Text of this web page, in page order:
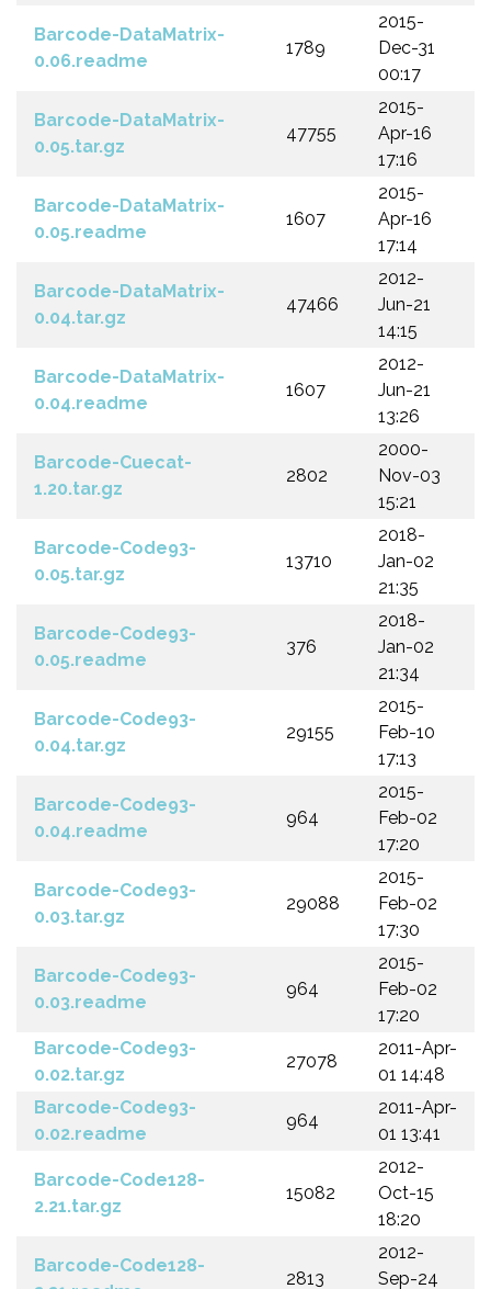
Barcode-DataMatrix-
0.06.readme
1789
2015-
Dec-31
00:17
Barcode-DataMatrix-
0.05.tar.gz
47755
2015-
Apr-16
17:16
Barcode-DataMatrix-
0.05.readme
1607
2015-
Apr-16
17:14
Barcode-DataMatrix-
0.04.tar.gz
47466
2012-
Jun-21
14:15
Barcode-DataMatrix-
0.04.readme
1607
2012-
Jun-21
13:26
Barcode-Cuecat-
1.20.tar.gz
2802
2000-
Nov-03
15:21
Barcode-Code93-
0.05.tar.gz
13710
2018-
Jan-02
21:35
Barcode-Code93-
0.05.readme
376
2018-
Jan-02
21:34
Barcode-Code93-
0.04.tar.gz
29155
2015-
Feb-10
17:13
Barcode-Code93-
0.04.readme
964
2015-
Feb-02
17:20
Barcode-Code93-
0.03.tar.gz
29088
2015-
Feb-02
17:30
Barcode-Code93-
0.03.readme
964
2015-
Feb-02
17:20
Barcode-Code93-
0.02.tar.gz
27078
2011-Apr-
01 14:48
Barcode-Code93-
0.02.readme
964
2011-Apr-
01 13:41
Barcode-Code128-
2.21.tar.gz
15082
2012-
Oct-15
18:20
Barcode-Code128-
2813
2012-
Sep-24